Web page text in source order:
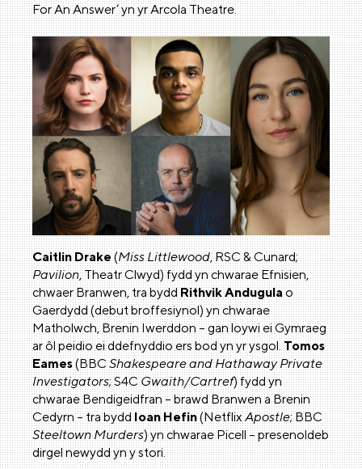
For An Answer’ yn yr Arcola Theatre.
Caitlin Drake(Miss Littlewood, RSC & Cunard;
Pavilion, Theatr Clwyd) fydd yn chwarae Efnisien,
chwaer Branwen, tra byddRithvik Andugulao
Gaerdydd (debut broffesiynol) yn chwarae
Matholwch, Brenin Iwerddon – gan loywi ei Gymraeg
ar ôl peidio ei ddefnyddio ers bod yn yr ysgol.Tomos
Eames(BBCShakespeare and Hathaway Private
Investigators; S4CGwaith/Cartref) fydd yn
chwarae Bendigeidfran – brawd Branwen a Brenin
Cedyrn – tra byddIoan Hefin(NetflixApostle; BBC
Steeltown Murders) yn chwarae Picell – presenoldeb
dirgel newydd yn y stori.